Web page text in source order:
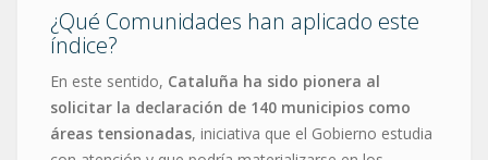
¿Qué Comunidades han aplicado este
índice?
En este sentido, Cataluña ha sido pionera al
solicitar la declaración de 140 municipios como
áreas tensionadas, iniciativa que el Gobierno estudia